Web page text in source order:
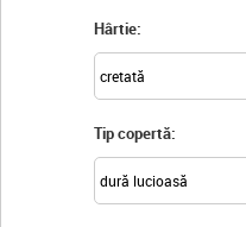
Hârtie:
Tip copertă: